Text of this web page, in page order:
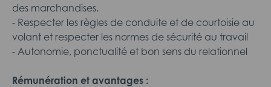
des marchandises.
- Respecter les règles de conduite et de courtoisie au
volant et respecter les normes de sécurité au travail
- Autonomie, ponctualité et bon sens du relationnel
Rémunération et avantages :